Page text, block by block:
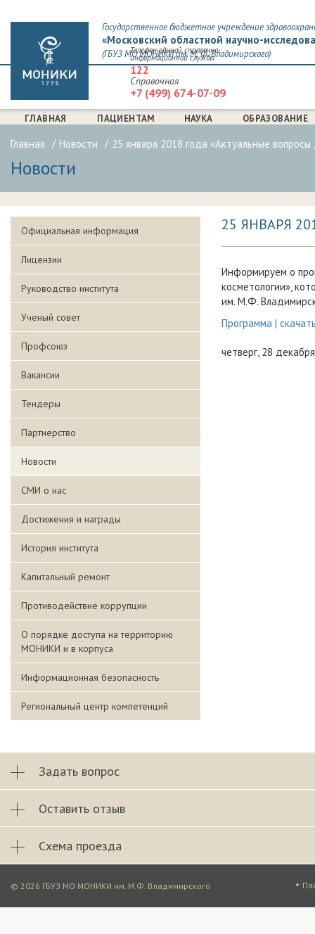
Государственное бюджетное учреждение
«Московский областной научно-
(ГБУЗ МО МОНИКИ им. М. Ф. Владимирского)
Телефон единой справочно-
информационной службы
122
Справочная
+7 (499) 674-07-09
ГЛАВНАЯ ПАЦИЕНТАМ НАУКА ОБРАЗОВАНИЕ
Главная Новости 25 января 2018 года «Актуальные
Новости
Официальная информация
Лицензии
Руководство института
Ученый совет
Профсоюз
Вакансии
Тендеры
Партнерство
Новости
СМИ о нас
Достижения и награды
История института
Капитальный ремонт
Противодействие коррупции
О порядке доступа на территорию
МОНИКИ и в корпуса
Информационная безопасность
Региональный центр компетенций
25 ЯНВАРЯ
Информируем о
косметологии»,
им. М.Ф.
Программа |
четверг, 28
Задать вопрос
Оставить отзыв
Схема проезда
© 2026 ГБУЗ МО МОНИКИ им. М.Ф. Владимирского •